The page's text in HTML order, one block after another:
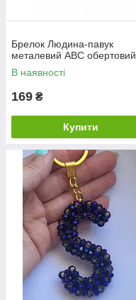
Брелок Людина-павук
металевий ABC обертовий
В наявності
169 ₴
Купити